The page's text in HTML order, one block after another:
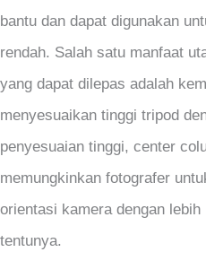
bantu dan dapat digunakan
rendah. Salah satu manfaat
yang dapat dilepas adalah
menyesuaikan tinggi tripod
penyesuaian tinggi, center
memungkinkan fotografer
orientasi kamera dengan lebih
tentunya.